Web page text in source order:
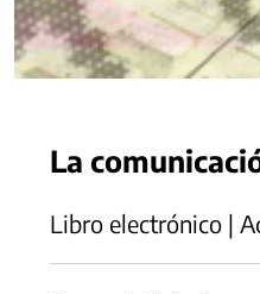
La
Libro electrónico |